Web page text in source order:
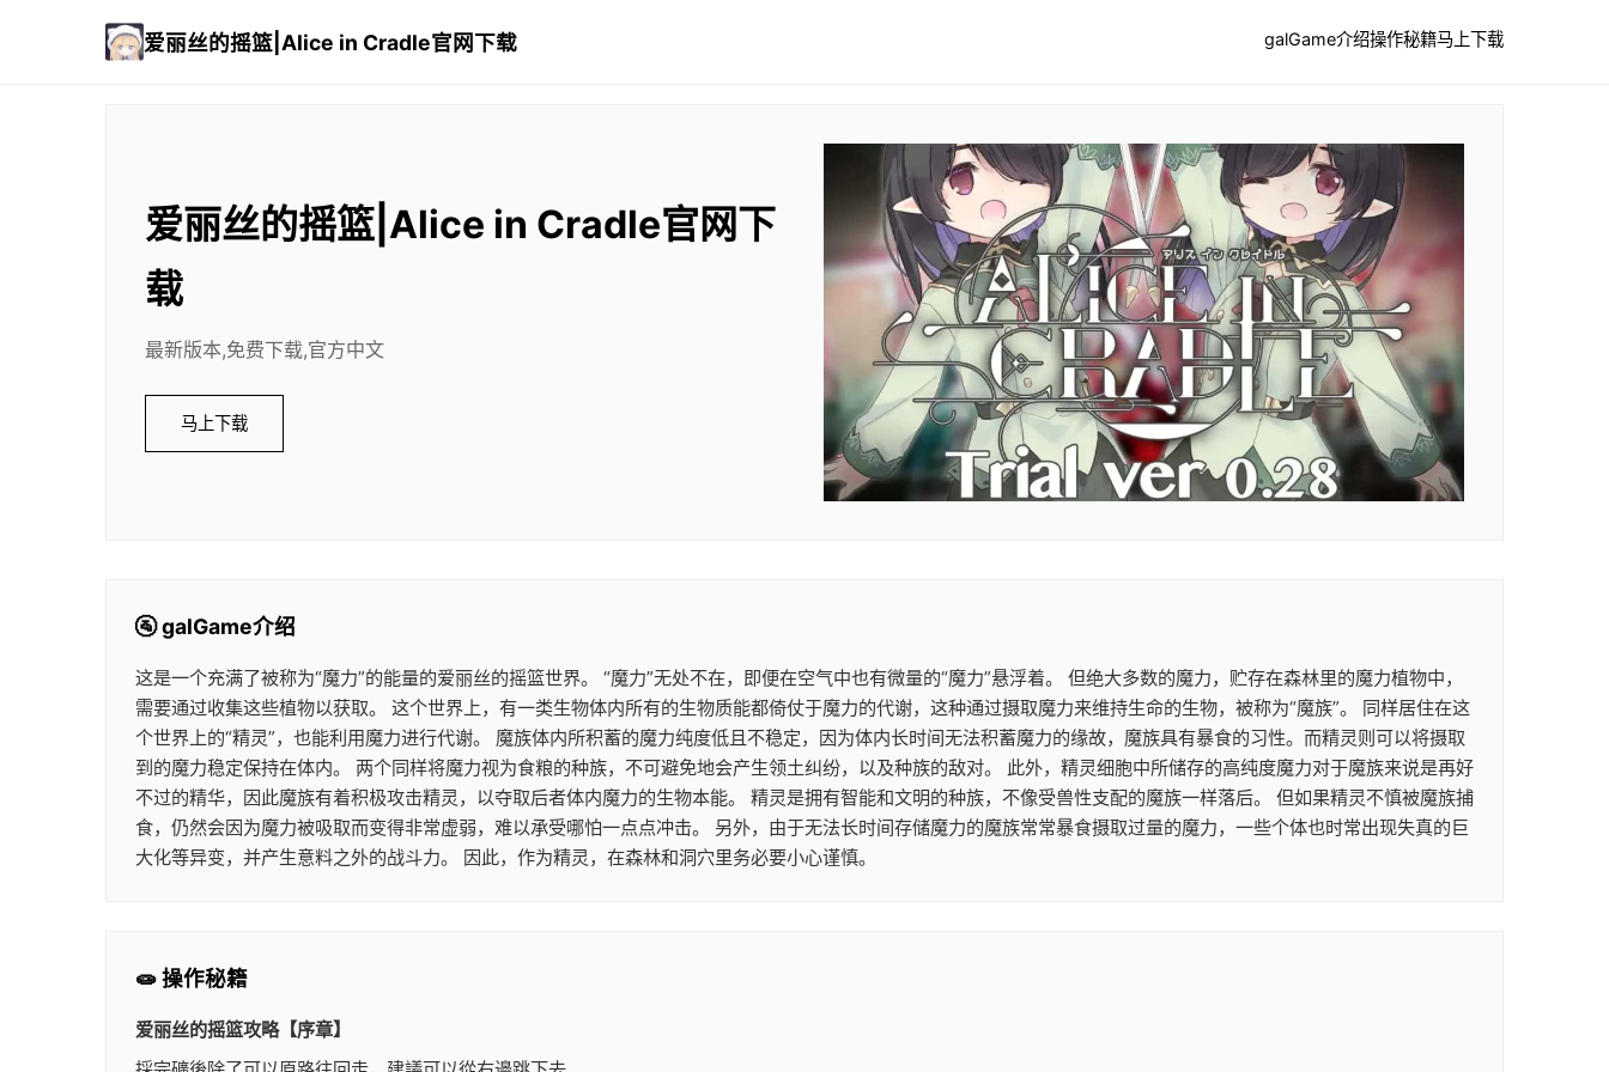
爱丽丝的摇篮|Alice in Cradle官网下载 galGame介绍操作秘籍马上下载
爱丽丝的摇篮|Alice in Cradle官网下
载
最新版本,免费下载,官方中文
马上下载
🚰 galGame介绍
这是一个充满了被称为“魔力”的能量的爱丽丝的摇篮世界。 “魔力”无处不在，即便在空气中也有微量的“魔力”悬浮着。 但绝大多数的魔力，贮存在森林里的魔力植物中，
需要通过收集这些植物以获取。 这个世界上，有一类生物体内所有的生物质能都倚仗于魔力的代谢，这种通过摄取魔力来维持生命的生物，被称为“魔族”。 同样居住在这
个世界上的“精灵”，也能利用魔力进行代谢。 魔族体内所积蓄的魔力纯度低且不稳定，因为体内长时间无法积蓄魔力的缘故，魔族具有暴食的习性。而精灵则可以将摄取
到的魔力稳定保持在体内。 两个同样将魔力视为食粮的种族，不可避免地会产生领土纠纷，以及种族的敌对。 此外，精灵细胞中所储存的高纯度魔力对于魔族来说是再好
不过的精华，因此魔族有着积极攻击精灵，以夺取后者体内魔力的生物本能。 精灵是拥有智能和文明的种族，不像受兽性支配的魔族一样落后。 但如果精灵不慎被魔族捕
食，仍然会因为魔力被吸取而变得非常虚弱，难以承受哪怕一点点冲击。 另外，由于无法长时间存储魔力的魔族常常暴食摄取过量的魔力，一些个体也时常出现失真的巨
大化等异变，并产生意料之外的战斗力。 因此，作为精灵，在森林和洞穴里务必要小心谨慎。
🧫 操作秘籍
爱丽丝的摇篮攻略【序章】